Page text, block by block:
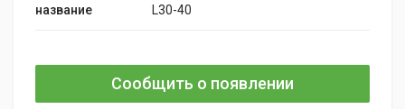
название
L30-40
Сообщить о появлении